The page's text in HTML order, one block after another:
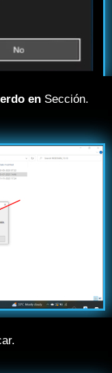
en Sección.